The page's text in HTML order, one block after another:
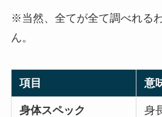
※当然、全てが全て調べれる
ん。
項目 意
身体スペック
身